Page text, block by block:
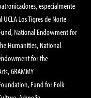
especialmente
UCLA Los Tigres de Norte
National Endowment for
Humanities, National
for the
GRAMMY
Fund for Folk